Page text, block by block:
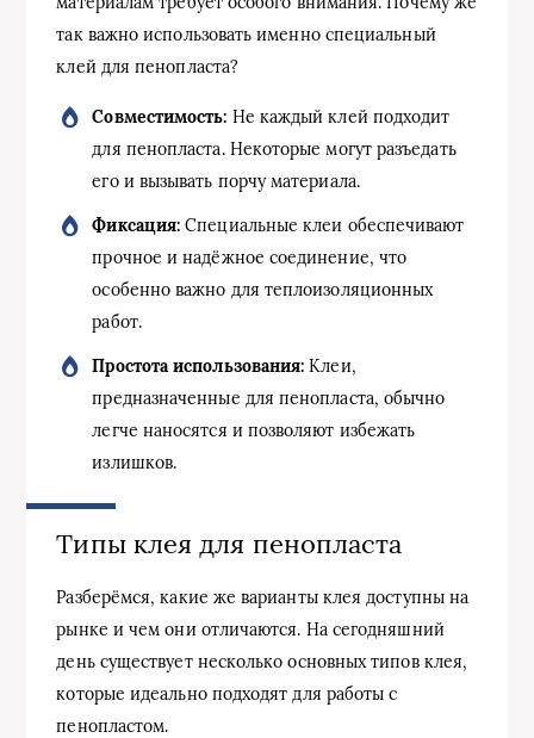
так важно использовать именно специальный
клей для пенопласта?
Совместимость: Не каждый клей подходит
для пенопласта. Некоторые могут разъедать
его и вызывать порчу материала.
Фиксация: Специальные клеи обеспечивают
прочное и надёжное соединение, что
особенно важно для теплоизоляционных
работ.
Простота использования: Клеи,
предназначенные для пенопласта, обычно
легче наносятся и позволяют избежать
излишков.
Типы клея для пенопласта
Разберёмся, какие же варианты клея доступны на
рынке и чем они отличаются. На сегодняшний
день существует несколько основных типов клея,
которые идеально подходят для работы с
пенопластом.